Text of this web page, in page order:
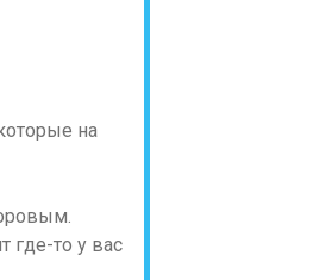
на
где-то у вас